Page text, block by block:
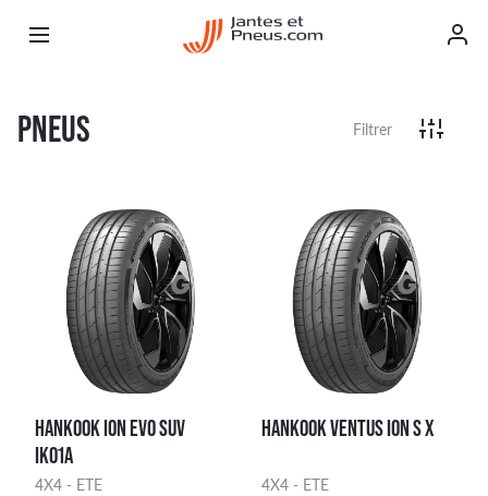
PNEUS Filtrer
HANKOOK ION EVO SUV
IK01A
4X4 - ETE
HANKOOK VENTUS ION S X
4X4 - ETE